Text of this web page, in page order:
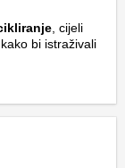
, cijeli
bi istraživali